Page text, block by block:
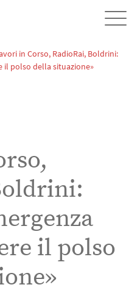
in Corso, RadioRai, Boldrini:
il polso della situazione»
il polso